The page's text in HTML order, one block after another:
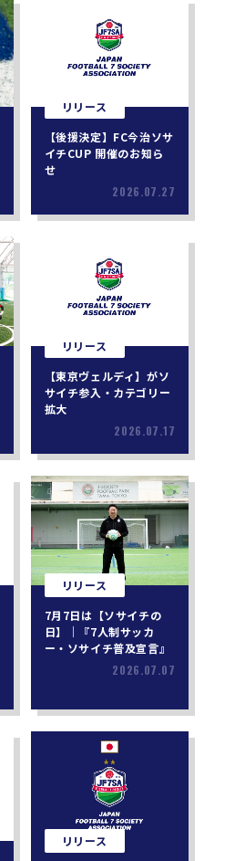
リリース
【後援決定】FC今治ソサ
イチCUP 開催のお知ら
せ
2026.07.27
リリース
【東京ヴェルディ】がソ
サイチ参入・カテゴリー
拡大
2026.07.17
リリース
7月7日は【ソサイチの
日】｜『7人制サッカ
ー・ソサイチ普及宣言』
2026.07.07
リリース